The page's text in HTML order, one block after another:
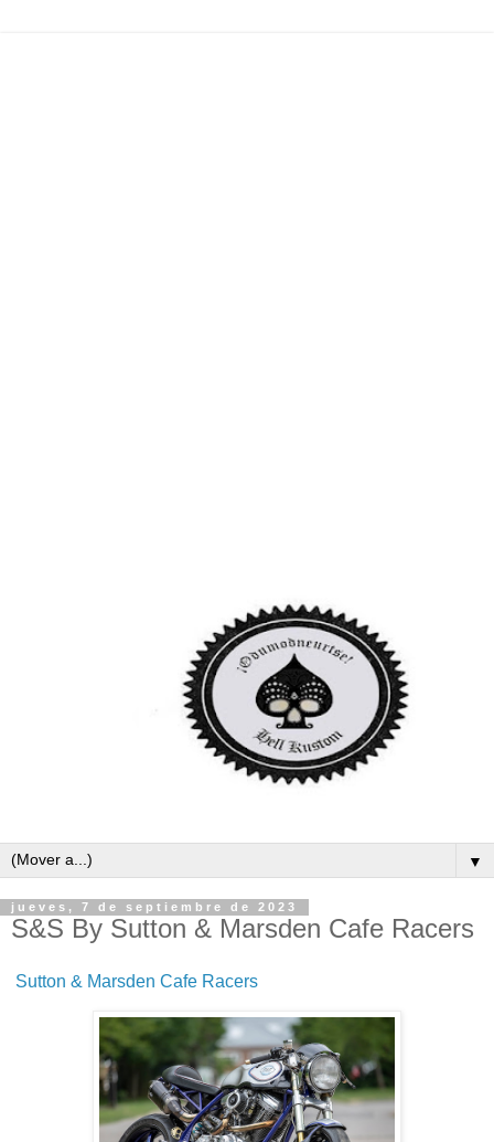
▼
jueves, 7 de septiembre de 2023
S&S By Sutton & Marsden Cafe Racers
Sutton & Marsden Cafe Racers